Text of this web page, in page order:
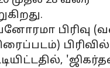
பிரிவு